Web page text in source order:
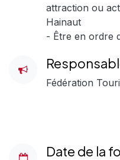
attraction ou
Hainaut
- Être en ordre
Fédération
Date de la